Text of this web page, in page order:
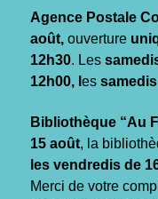
Agence Postale
août, ouverture
12h30. Les
12h00, l es samedis
Bibliothèque “Au
15 août, la
les vendredis de
Merci de votre